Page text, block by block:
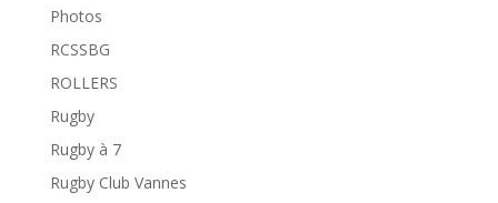
Photos
RCSSBG
ROLLERS
Rugby
Rugby à 7
Rugby Club Vannes